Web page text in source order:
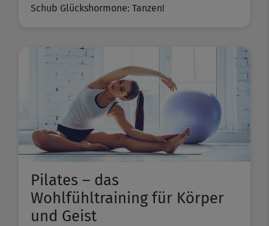
Schub Glückshormone: Tanzen!
Pilates – das
Wohlfühltraining für Körper
und Geist